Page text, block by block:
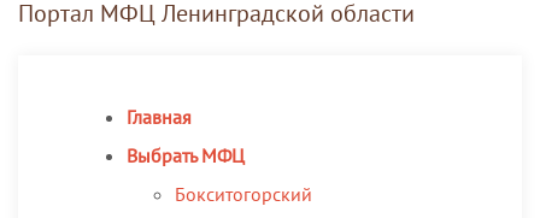
Портал МФЦ Ленинградской области
Главная
Выбрать МФЦ
Бокситогорский